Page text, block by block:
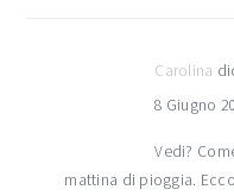
Carolina
8 Giugno
Vedi?
mattina di pioggia.